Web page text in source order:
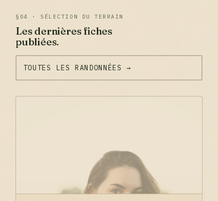
§04 · SÉLECTION DU TERRAIN
Les dernières fiches
publiées.
TOUTES LES RANDONNÉES →